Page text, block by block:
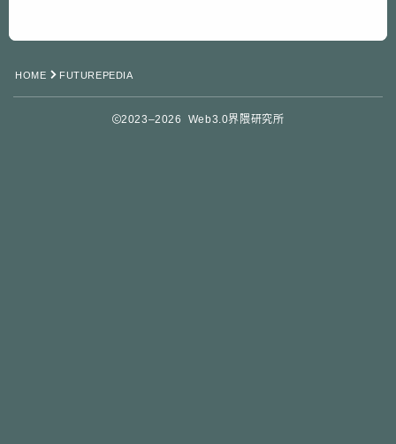
HOME FUTUREPEDIA
2023–2026 Web3.0界隈研究所